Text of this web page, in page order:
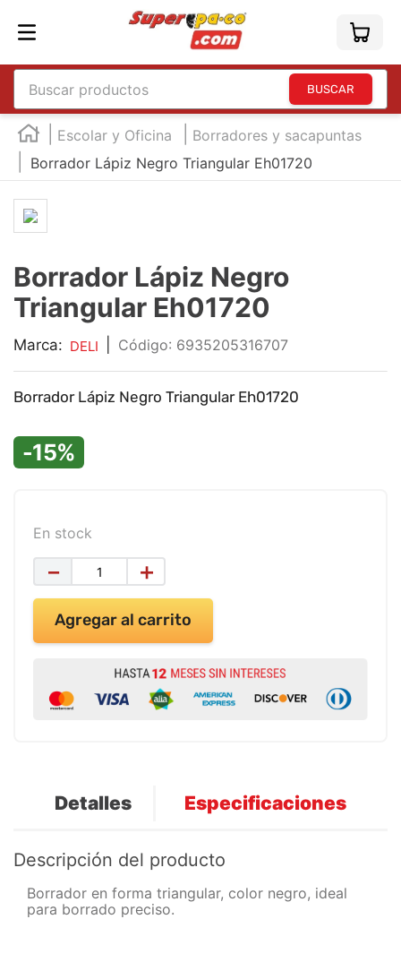
Buscar productos
Escolar y Oficina
Borradores y sacapuntas
Borrador Lápiz Negro Triangular Eh01720
Borrador Lápiz Negro
Triangular Eh01720
Marca: DELI : 6935205316707
Borrador Lápiz Negro Triangular Eh01720
-15%
En stock
＋
－
Agregar al carrito
Detalles Especificaciones
Descripción del producto
Borrador en forma triangular, color negro, ideal
para borrado preciso.
TÉRMINOS MÁS BUSCADOS
1.
england
2.
marcador e300
3
5.
mouse
6.
marcadores
7.
audifonos
8.
teclado
9 .
impresora
10. calculadora